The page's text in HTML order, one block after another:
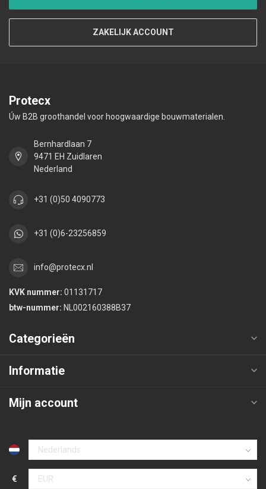
ZAKELIJK ACCOUNT
Protecx
Úw B2B groothandel voor hoogwaardige bouwmaterialen.
Bernhardlaan 7
9471 EH Zuidlaren
Nederland
+31 (0)50 4090773
+31 (0)6-23256859
info@protecx.nl
KVK nummer: 01131717
btw-nummer: NL002160388B37
Categorieën
Informatie
Mijn account
€